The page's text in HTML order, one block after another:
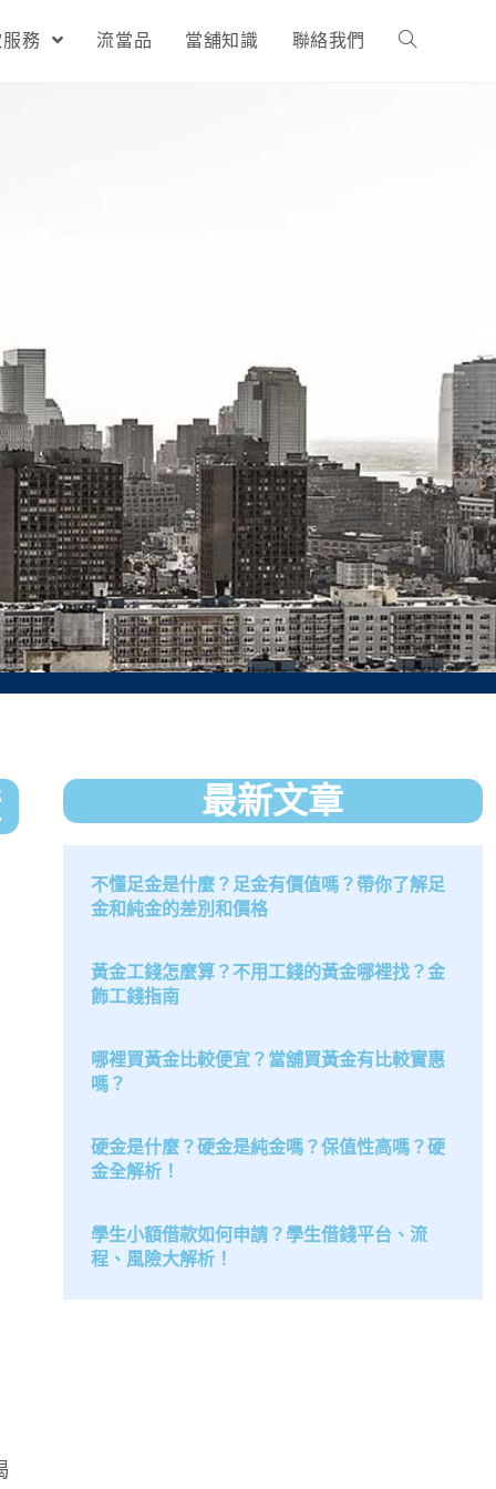
務 流當品 當舖知識 聯絡我們
最新文章
不懂足金是什麼？足金有價值嗎？帶你了解足
金和純金的差別和價格
黃金工錢怎麼算？不用工錢的黃金哪裡找？金
飾工錢指南
哪裡買黃金比較便宜？當舖買黃金有比較實惠
嗎？
硬金是什麼？硬金是純金嗎？保值性高嗎？硬
金全解析！
學生小額借款如何申請？學生借錢平台、流
程、風險大解析！